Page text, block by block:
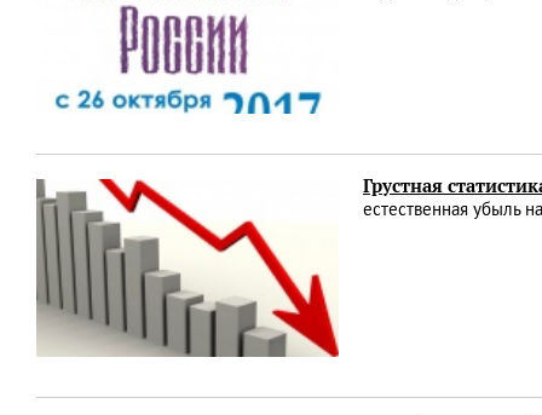
Грустная
естественная убыль